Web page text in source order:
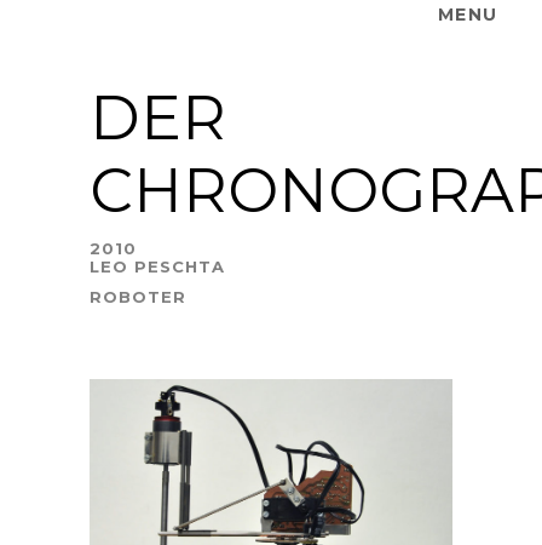
MENU
DER
2010
LEO PESCHTA
ROBOTER